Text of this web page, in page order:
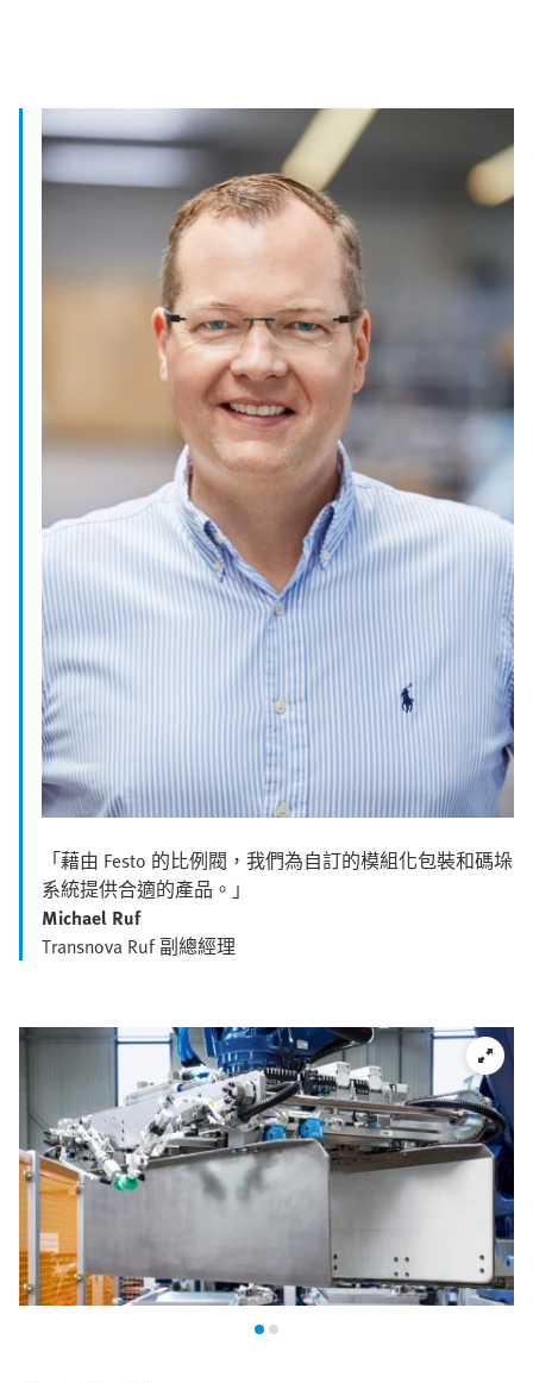
「藉由 Festo 的比例閥，我們為自訂的模組化包裝和碼垛
系統提供合適的產品。」
Michael Ruf
Transnova Ruf 副總經理